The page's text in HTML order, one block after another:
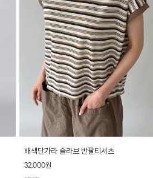
배색단가라 슬라브 반팔티셔츠
32,000원